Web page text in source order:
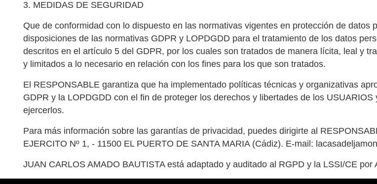
3. MEDIDAS DE SEGURIDAD
Que de conformidad con lo dispuesto en las normativas vigentes en protección de
disposiciones de las normativas GDPR y LOPDGDD para el tratamiento de los datos
descritos en el artículo 5 del GDPR, por los cuales son tratados de manera lícita, leal y
y limitados a lo necesario en relación con los fines para los que son tratados.
El RESPONSABLE garantiza que ha implementado políticas técnicas y organizativas
GDPR y la LOPDGDD con el fin de proteger los derechos y libertades de los
ejercerlos.
Para más información sobre las garantías de privacidad, puedes dirigirte al
EJERCITO Nº 1, - 11500 EL PUERTO DE SANTA MARIA (Cádiz). E-mail:
JUAN CARLOS AMADO BAUTISTA está adaptado y auditado al RGPD y la LSSI/CE por